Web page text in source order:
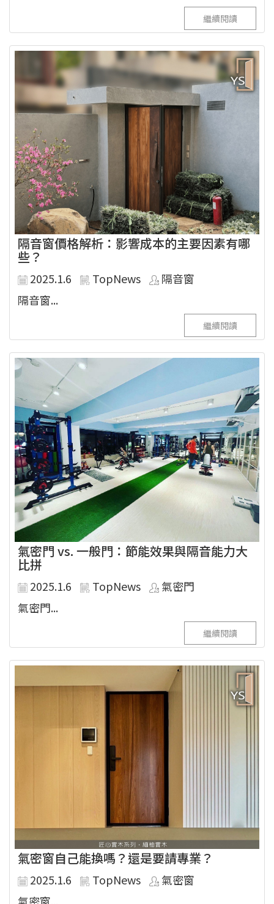
繼續閱讀
隔音窗價格解析：影響成本的主要因素有哪
些？
2025.1.6 TopNews
隔音窗
隔音窗...
繼續閱讀
氣密門 vs. 一般門：節能效果與隔音能力大
比拼
2025.1.6 TopNews
氣密門
氣密門...
繼續閱讀
氣密窗自己能換嗎？還是要請專業？
2025.1.6 TopNews
氣密窗